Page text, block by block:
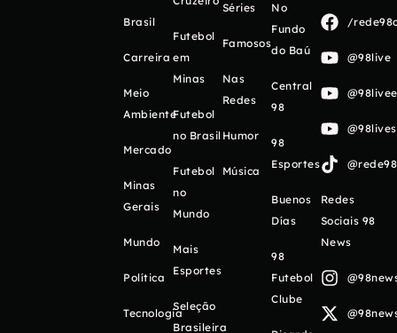
Brasil
Carreira
Meio
Ambiente
Mercado
Minas
Gerais
Mundo
Política
Tecnologia
Futebol
em
Minas
Futebol
no Brasil
Futebol
no
Mundo
Mais
Esportes
Seleção
Brasileira
Séries
Famosos
Nas
Redes
Humor
Música
No
Fundo
do Baú
Central
98
98
Esportes
Buenos
Días
98
Futebol
Clube
/
@98live
Redes
Sociais 98
News